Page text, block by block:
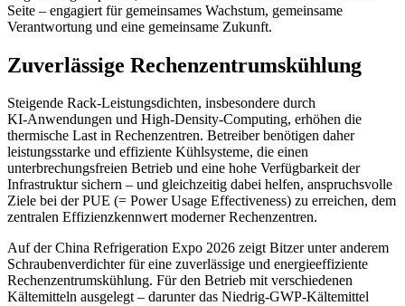
Seite – engagiert für gemeinsames Wachstum, gemeinsame
Verantwortung und eine gemeinsame Zukunft.
Zuverlässige Rechenzentrumskühlung
Steigende Rack‑Leistungsdichten, insbesondere durch
KI‑Anwendungen und High‑Density‑Computing, erhöhen die
thermische Last in Rechenzentren. Betreiber benötigen daher
leistungsstarke und effiziente Kühlsysteme, die einen
unterbrechungsfreien Betrieb und eine hohe Verfügbarkeit der
Infrastruktur sichern – und gleichzeitig dabei helfen, anspruchsvolle
Ziele bei der PUE (= Power Usage Effectiveness) zu erreichen, dem
zentralen Effizienzkennwert moderner Rechenzentren.
Auf der China Refrigeration Expo 2026 zeigt Bitzer unter anderem
Schraubenverdichter für eine zuverlässige und energieeffiziente
Rechenzentrumskühlung. Für den Betrieb mit verschiedenen
Kältemitteln ausgelegt – darunter das Niedrig‑GWP‑Kältemittel